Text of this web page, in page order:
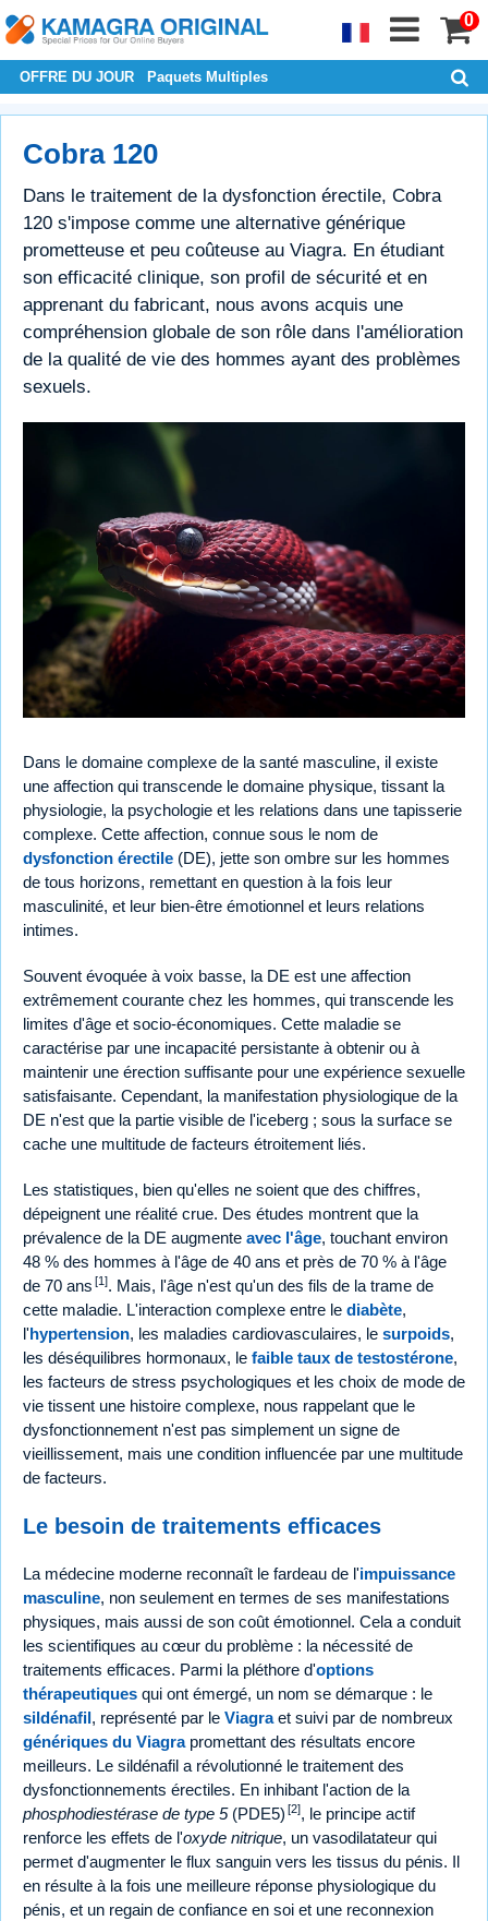
0
OFFRE DU JOUR Paquets Multiples
Cobra 120
Dans le traitement de la dysfonction érectile, Cobra
120 s'impose comme une alternative générique
prometteuse et peu coûteuse au Viagra. En étudiant
son efficacité clinique, son profil de sécurité et en
apprenant du fabricant, nous avons acquis une
compréhension globale de son rôle dans l'amélioration
de la qualité de vie des hommes ayant des problèmes
sexuels.
Dans le domaine complexe de la santé masculine, il existe
une affection qui transcende le domaine physique, tissant la
physiologie, la psychologie et les relations dans une tapisserie
complexe. Cette affection, connue sous le nom de
dysfonction érectile (DE), jette son ombre sur les hommes
de tous horizons, remettant en question à la fois leur
masculinité, et leur bien-être émotionnel et leurs relations
intimes.
Souvent évoquée à voix basse, la DE est une affection
extrêmement courante chez les hommes, qui transcende les
limites d'âge et socio-économiques. Cette maladie se
caractérise par une incapacité persistante à obtenir ou à
maintenir une érection suffisante pour une expérience sexuelle
satisfaisante. Cependant, la manifestation physiologique de la
DE n'est que la partie visible de l'iceberg ; sous la surface se
cache une multitude de facteurs étroitement liés.
Les statistiques, bien qu'elles ne soient que des chiffres,
dépeignent une réalité crue. Des études montrent que la
prévalence de la DE augmente avec l'âge, touchant environ
48 % des hommes à l'âge de 40 ans et près de 70 % à l'âge
de 70 ans [1]. Mais, l'âge n'est qu'un des fils de la trame de
cette maladie. L'interaction complexe entre le diabète,
l'hypertension, les maladies cardiovasculaires, le surpoids,
les déséquilibres hormonaux, le faible taux de testostérone,
les facteurs de stress psychologiques et les choix de mode de
vie tissent une histoire complexe, nous rappelant que le
dysfonctionnement n'est pas simplement un signe de
vieillissement, mais une condition influencée par une multitude
de facteurs.
Le besoin de traitements efficaces
La médecine moderne reconnaît le fardeau de l'impuissance
masculine, non seulement en termes de ses manifestations
physiques, mais aussi de son coût émotionnel. Cela a conduit
les scientifiques au cœur du problème : la nécessité de
traitements efficaces. Parmi la pléthore d'options
thérapeutiques qui ont émergé, un nom se démarque : le
sildénafil, représenté par le Viagraet suivi par de nombreux
génériques du Viagrapromettant des résultats encore
meilleurs. Le sildénafil a révolutionné le traitement des
dysfonctionnements érectiles. En inhibant l'action de la
phosphodiestérase de type 5(PDE5) [2], le principe actif
renforce les effets de l'oxyde nitrique, un vasodilatateur qui
permet d'augmenter le flux sanguin vers les tissus du pénis. Il
en résulte à la fois une meilleure réponse physiologique du
pénis, et un regain de confiance en soi et une reconnexion